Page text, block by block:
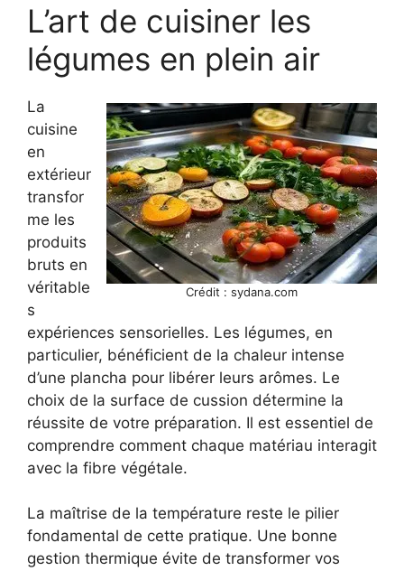
L’art de cuisiner les
légumes en plein air
Crédit : sydana.com
La
cuisine
en
extérieur
transfor
me les
produits
bruts en
véritable
s
expériences sensorielles. Les légumes, en
particulier, bénéficient de la chaleur intense
d’une plancha pour libérer leurs arômes. Le
choix de la surface de cussion détermine la
réussite de votre préparation. Il est essentiel de
comprendre comment chaque matériau interagit
avec la fibre végétale.
La maîtrise de la température reste le pilier
fondamental de cette pratique. Une bonne
gestion thermique évite de transformer vos